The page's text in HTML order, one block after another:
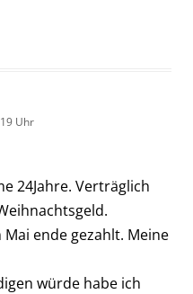
Uhr
24Jahre. Verträglich
ende gezahlt. Meine
würde habe ich